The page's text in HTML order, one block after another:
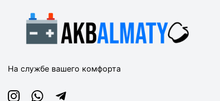
На службе вашего комфорта
InstagramWhatsappTelegram